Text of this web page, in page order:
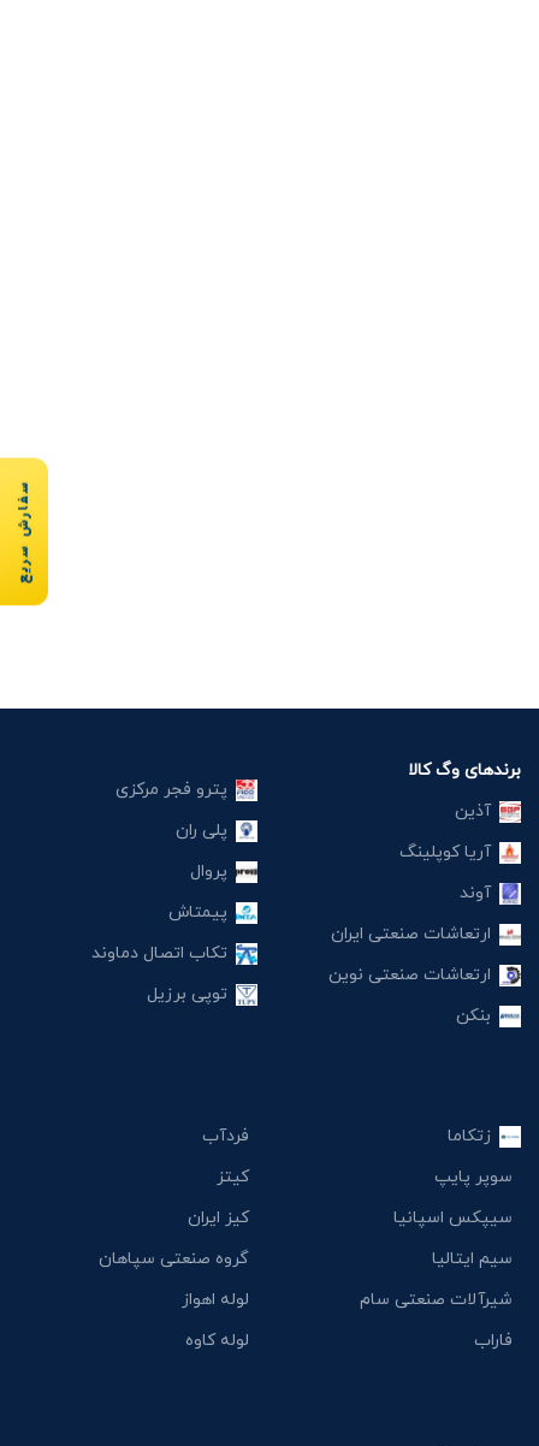
برندهای وگ کالا
آذین
آریا کوپلینگ
آوند
ارتعاشات صنعتی ایران
ارتعاشات صنعتی نوین
بنکن
پترو فجر مرکزی
پلی ران
پروال
پیمتاش
تکاب اتصال دماوند
توپی برزیل
زتکاما
سوپر پایپ
سیپکس اسپانیا
سیم ایتالیا
شیرآلات صنعتی سام
فاراب
فردآب
کیتز
کیز ایران
گروه صنعتی سپاهان
لوله اهواز
لوله کاوه
سفارش سریع